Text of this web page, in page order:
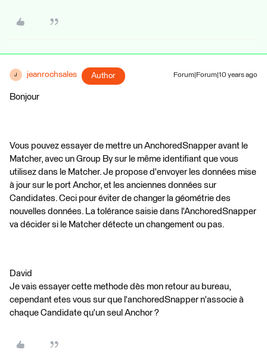
J jeanrochsales Author Forum|Forum|10 years ago
Bonjour
Vous pouvez essayer de mettre un AnchoredSnapper avant le
Matcher, avec un Group By sur le même identifiant que vous
utilisez dans le Matcher. Je propose d'envoyer les données mise
à jour sur le port Anchor, et les anciennes données sur
Candidates. Ceci pour éviter de changer la géométrie des
nouvelles données. La tolérance saisie dans l'AnchoredSnapper
va décider si le Matcher détecte un changement ou pas.
David
Je vais essayer cette methode dès mon retour au bureau,
cependant etes vous sur que l'anchoredSnapper n'associe à
chaque Candidate qu'un seul Anchor ?